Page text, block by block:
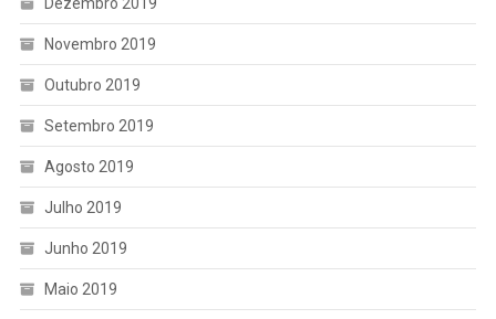
Novembro 2019
Outubro 2019
Setembro 2019
Agosto 2019
Julho 2019
Junho 2019
Maio 2019